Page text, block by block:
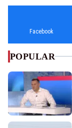
Facebook
POPULAR